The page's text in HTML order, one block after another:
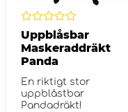
Uppblåsbar
Maskeraddräkt
Panda
En riktigt stor
uppblåstbar
Pandadräkt!